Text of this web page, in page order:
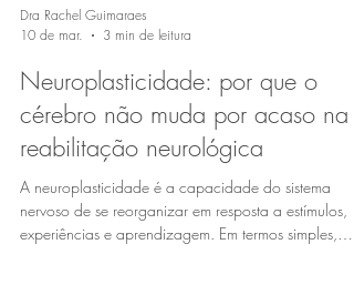
10 de mar.
3 min de leitura
Neuroplasticidade: por que o
cérebro não muda por acaso na
reabilitação neurológica
A neuroplasticidade é a capacidade do sistema